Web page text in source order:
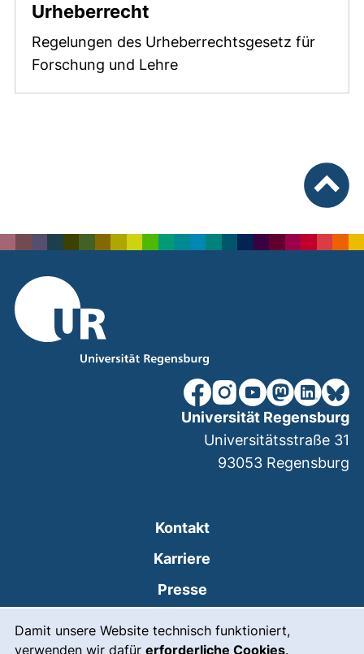
Damit unsere Website technisch funktioniert,
verwenden wir dafür erforderliche Cookies.
Urheberrecht
Regelungen des Urheberrechtsgesetz für
Forschung und Lehre
unsere Facebook-Seite
unsere Instagram-
unsere YouTube-
unsereunsere
Kontakt
Karriere
Presse
Universität Regensburg
Universitätsstraße 31
93053 Regensburg